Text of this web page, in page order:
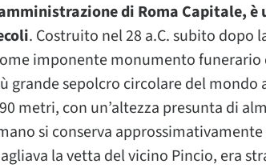
di Roma Capitale, è
. Costruito nel 28 a.C. subito dopo
imponente monumento
grande sepolcro circolare del mondo
metri, con un’altezza presunta di
si conserva
la vetta del vicino Pincio, era